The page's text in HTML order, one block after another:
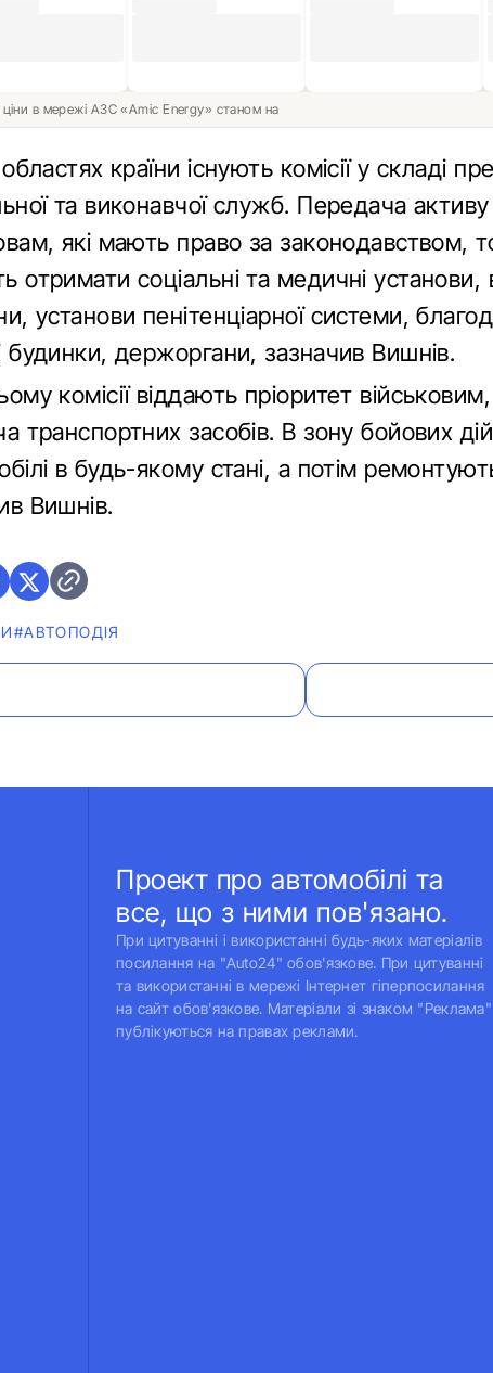
ціни в мережі АЗС «Amic Energy» станом на
країни існують комісії у складі
та виконавчої служб. Передача
які мають право за законодавством,
отримати соціальні та медичні установи,
установи пенітенціарної системи,
будинки, держоргани, зазначив Вишнів.
комісії віддають пріоритет
транспортних засобів. В зону бойових
в будь-якому стані, а потім
Вишнів.
#АВТОПОДІЯ
Проект про автомобілі та
все, що з ними пов'язано.
При цитуванні і використанні будь-яких матеріалів
посилання на "Auto24" обов'язкове. При цитуванні
та використанні в мережі Інтернет гіперпосилання
на сайт обов'язкове. Матеріали зі знаком "Реклама"
публікуються на правах реклами.